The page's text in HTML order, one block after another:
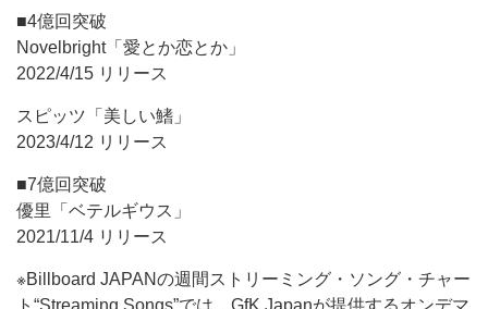
■4億回突破
Novelbright「愛とか恋とか」
2022/4/15 リリース
スピッツ「美しい鰭」
2023/4/12 リリース
■7億回突破
優里「ベテルギウス」
2021/11/4 リリース
※Billboard JAPANの週間ストリーミング・ソング・チャー
ト“Streaming Songs”では、GfK Japanが提供するオンデマ